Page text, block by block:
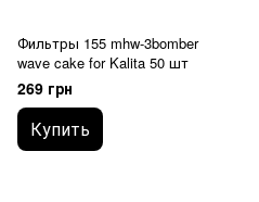
Фильтры 155 mhw-3bomber
wave cake for Kalita 50 шт
269 грн
Купить